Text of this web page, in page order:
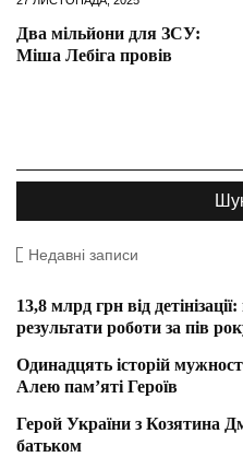
Два мільйони для ЗСУ:
Міша Лебіга провів
Недавні записи
13,8 млрд грн від
результати роботи за пів
Одинадцять історій
Алею пам’яті Героїв
Герой України з Козятина
батьком